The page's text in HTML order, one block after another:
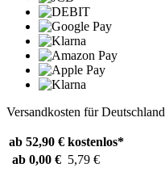
Versandkosten für Deutschland
ab 52,90 € kostenlos*
ab 0,00 € 5,79 €